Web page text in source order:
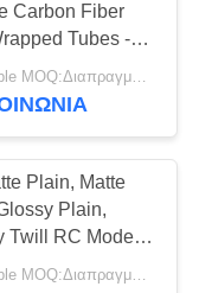
31
Carbon Fiber
Tubes -
3K
negotiable MOQ:Διαπραγματεύσιμος
Plain, Matte
Plain,
Twill RC Model
Fiber Tube
negotiable MOQ:Διαπραγματεύσιμος